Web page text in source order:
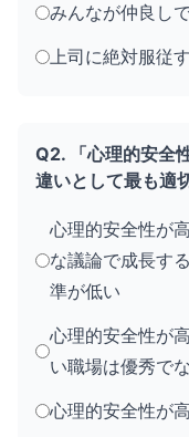
みんなが仲良し
上司に絶対服従
Q2. 「心理的安全
違いとして最も適
心理的安全性が
な議論で成長す
準が低い
心理的安全性が
い職場は優秀で
心理的安全性が